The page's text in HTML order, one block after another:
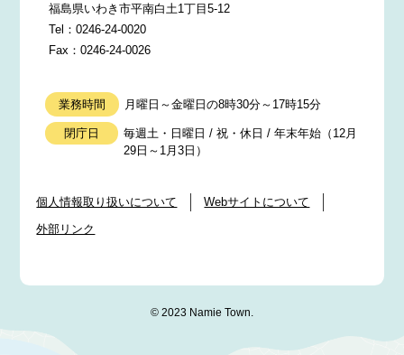
福島県いわき市平南白土1丁目5-12
Tel：0246-24-0020
Fax：0246-24-0026
業務時間 月曜日～金曜日の8時30分～17時15分
閉庁日
毎週土・日曜日 / 祝・休日 / 年末年始（12月
29日～1月3日）
個人情報取り扱いについて
Webサイトについて
外部リンク
© 2023 Namie Town.